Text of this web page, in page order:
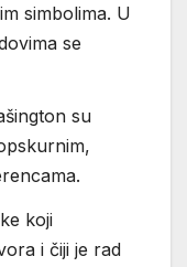
simbolima. U
se
su
koji
i čiji je rad